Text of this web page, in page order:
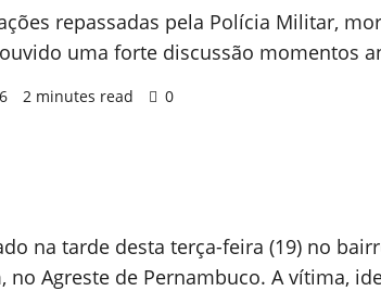
repassadas pela Polícia Militar,
uma forte discussão momentos
2 minutes read 0
na tarde desta terça-feira (19) no
no Agreste de Pernambuco. A vítima,